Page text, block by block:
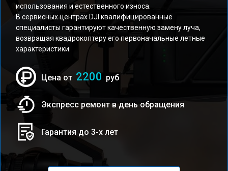
использования и естественного износа.
В сервисных центрах DJI квалифицированные
специалисты гарантируют качественную замену луча,
возвращая квадрокоптеру его первоначальные летные
характеристики.
Цена от 2200 руб
Экспресс ремонт в день обращения
Гарантия до 3-х лет